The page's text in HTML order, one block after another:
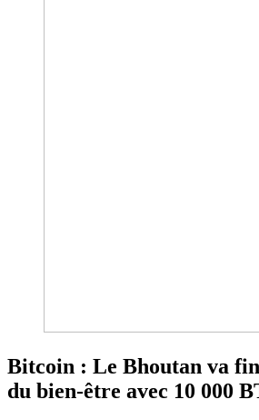
Bitcoin : Le Bhoutan va
du bien-être avec 10 000